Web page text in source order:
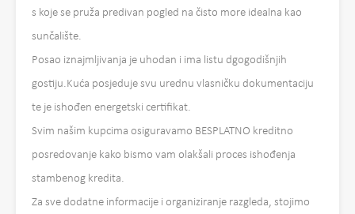
s koje se pruža predivan pogled na čisto more idealna kao
sunčalište.
Posao iznajmljivanja je uhodan i ima listu dgogodišnjih
gostiju.Kuća posjeduje svu urednu vlasničku dokumentaciju
te je ishođen energetski certifikat.
Svim našim kupcima osiguravamo BESPLATNO kreditno
posredovanje kako bismo vam olakšali proces ishođenja
stambenog kredita.
Za sve dodatne informacije i organiziranje razgleda, stojimo